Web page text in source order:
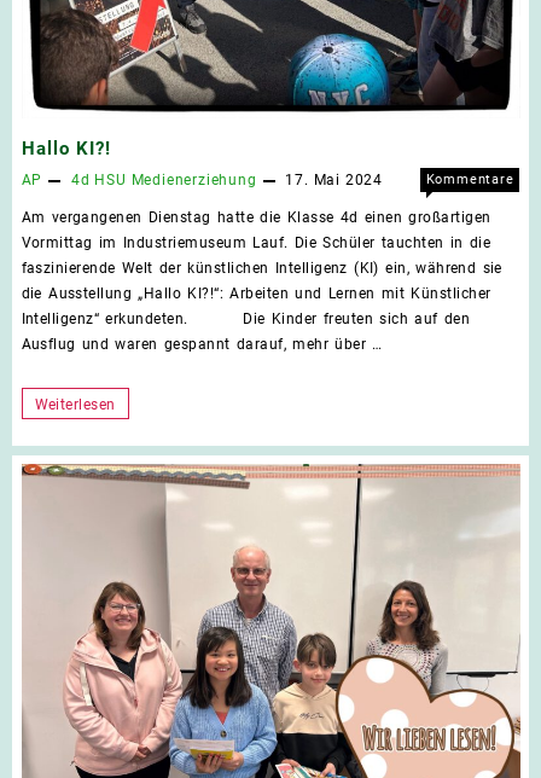
Hallo KI?!
AP 4d HSU Medienerziehung 17. Mai 2024
Kommentare
Am vergangenen Dienstag hatte die Klasse 4d einen großartigen
Vormittag im Industriemuseum Lauf. Die Schüler tauchten in die
faszinierende Welt der künstlichen Intelligenz (KI) ein, während sie
die Ausstellung „Hallo KI?!“: Arbeiten und Lernen mit Künstlicher
Intelligenz“ erkundeten. Die Kinder freuten sich auf den
Ausflug und waren gespannt darauf, mehr über …
Hallo
Weiterlesen